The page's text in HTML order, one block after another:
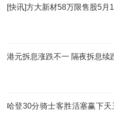
[快讯]方大新材58万限售股5月
港元拆息涨跌不一 隔夜拆息续
哈登30分骑士客胜活塞赢下